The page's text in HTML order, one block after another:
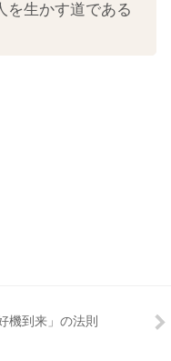
を生かす道である
好機到来」の法則